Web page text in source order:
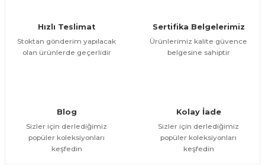
Bu ürüne benzer farklı alternatifler olmalı.
Hızlı Teslimat
Stoktan gönderim yapılacak
olan ürünlerde geçerlidir
Sertifika Belgelerimiz
Ürünlerimiz kalite güvence
belgesine sahiptir
Blog
Sizler için derlediğimiz
popüler koleksiyonları
keşfedin
Kolay İade
Sizler için derlediğimiz
popüler koleksiyonları
keşfedin